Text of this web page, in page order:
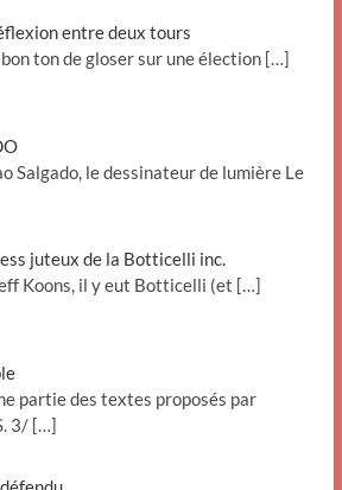
entre deux tours
ton de gloser sur une élection […]
Salgado, le dessinateur de lumière Le
juteux de la Botticelli inc.
Koons, il y eut Botticelli (et […]
partie des textes proposés par
3/ […]